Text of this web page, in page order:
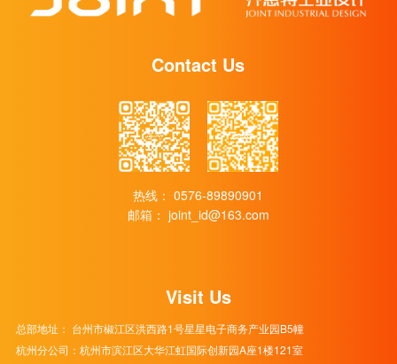
Contact Us
热线： 0576-89890901
邮箱： joint_id@163.com
Visit Us
总部地址： 台州市椒江区洪西路1号星星电子商务产业园B5幢
杭州分公司：杭州市滨江区大华江虹国际创新园A座1楼121室